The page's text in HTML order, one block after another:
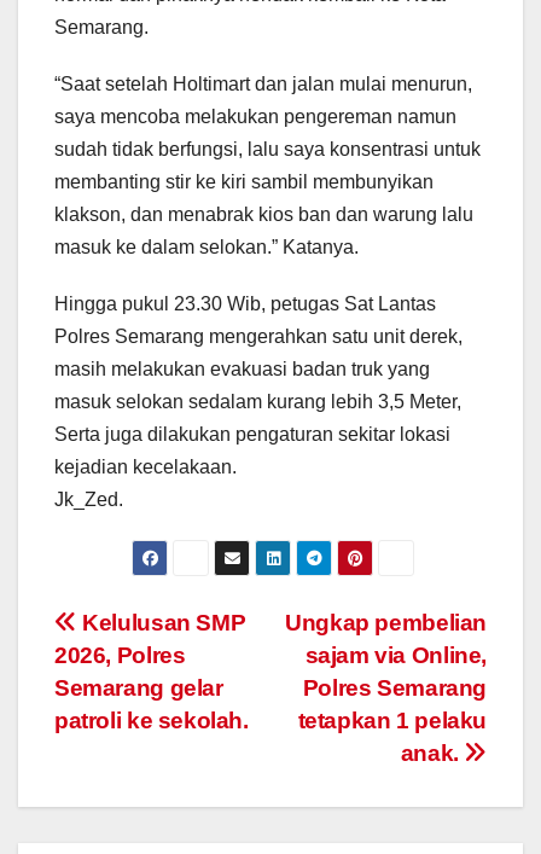
Semarang.
“Saat setelah Holtimart dan jalan mulai menurun,
saya mencoba melakukan pengereman namun
sudah tidak berfungsi, lalu saya konsentrasi untuk
membanting stir ke kiri sambil membunyikan
klakson, dan menabrak kios ban dan warung lalu
masuk ke dalam selokan.” Katanya.
Hingga pukul 23.30 Wib, petugas Sat Lantas
Polres Semarang mengerahkan satu unit derek,
masih melakukan evakuasi badan truk yang
masuk selokan sedalam kurang lebih 3,5 Meter,
Serta juga dilakukan pengaturan sekitar lokasi
kejadian kecelakaan.
Jk_Zed.
Post
navigation
Ungkap pembelian
sajam via Online,
Polres Semarang
tetapkan 1 pelaku
anak.
Kelulusan SMP
2026, Polres
Semarang gelar
patroli ke sekolah.